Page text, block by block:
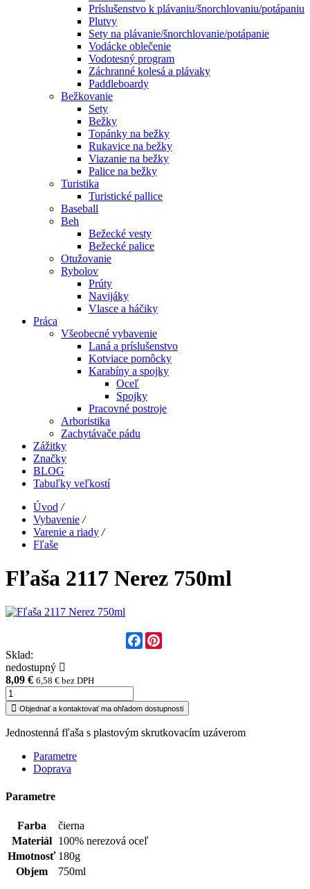
Príslušenstvo k plávaniu/šnorchlovaniu/potápaniu
Plutvy
Sety na plávanie/šnorchlovanie/potápanie
Vodácke oblečenie
Vodotesný program
Záchranné kolesá a plávaky
Paddleboardy
Bežkovanie
Sety
Bežky
Topánky na bežky
Rukavice na bežky
Viazanie na bežky
Palice na bežky
Turistika
Turistické pallice
Baseball
Beh
Bežecké vesty
Bežecké palice
Otužovanie
Rybolov
Prúty
Navijáky
Vlasce a háčiky
Práca
Všeobecné vybavenie
Laná a príslušenstvo
Kotviace pomôcky
Karabíny a spojky
Oceľ
Spojky
Pracovné postroje
Arboristika
Zachytávače pádu
Zážitky
Značky
BLOG
Tabuľky veľkostí
Úvod /
Vybavenie /
Varenie a riady /
Fľaše
Fľaša 2117 Nerez 750ml
Facebook
Sklad:
nedostupný
8,09 € 6,58 € bez DPH
Objednať a kontaktovať ma ohľadom dostupnosti
Jednostenná fľaša s plastovým skrutkovacím uzáverom
Parametre
Doprava
Parametre
Farba
čierna
Materiál
100% nerezová oceľ
Hmotnosť 180g
Objem
750ml